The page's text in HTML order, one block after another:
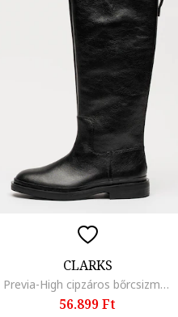
CLARKS
Previa-High cipzáros bőrcsizma, Fekete
56.899 Ft